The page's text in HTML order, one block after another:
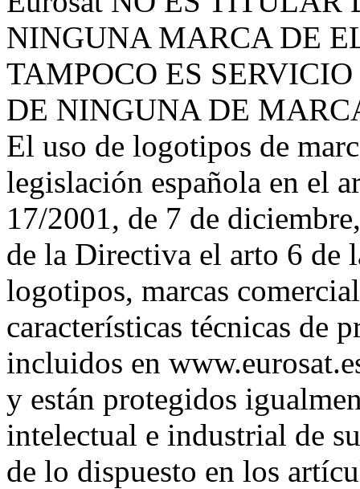
NINGUNA MARCA DE
TAMPOCO ES
DE NINGUNA DE
El uso de logotipos de
legislación española en el
17/2001, de 7 de
de la Directiva el arto 6 de
logotipos, marcas
características técnicas de
incluidos en
y están protegidos
intelectual e industrial de
de lo dispuesto en los